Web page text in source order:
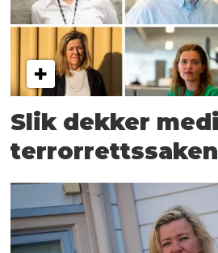
Slik dekker
terrorrettssaken